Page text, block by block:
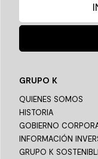
GRUPO K
QUIENES SOMOS
HISTORIA
GOBIERNO
INFORMACIÓN
GRUPO K